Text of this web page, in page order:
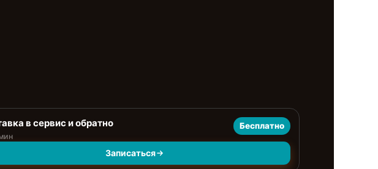
в сервис и обратно Бесплатно
Записаться